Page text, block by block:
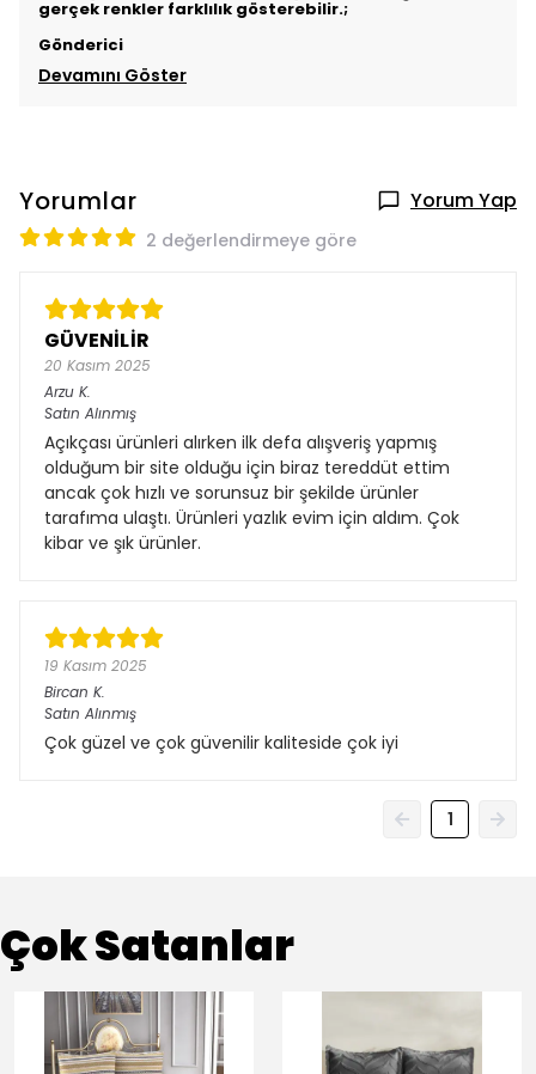
gerçek renkler farklılık gösterebilir.;
Gönderici
Devamını Göster
Yorumlar Yorum Yap
2 değerlendirmeye göre
GÜVENİLİR
20 Kasım 2025
Arzu K.
Satın Alınmış
Açıkçası ürünleri alırken ilk defa alışveriş yapmış
olduğum bir site olduğu için biraz tereddüt ettim
ancak çok hızlı ve sorunsuz bir şekilde ürünler
tarafıma ulaştı. Ürünleri yazlık evim için aldım. Çok
kibar ve şık ürünler.
19 Kasım 2025
Bircan K.
Satın Alınmış
Çok güzel ve çok güvenilir kaliteside çok iyi
1
Çok Satanlar